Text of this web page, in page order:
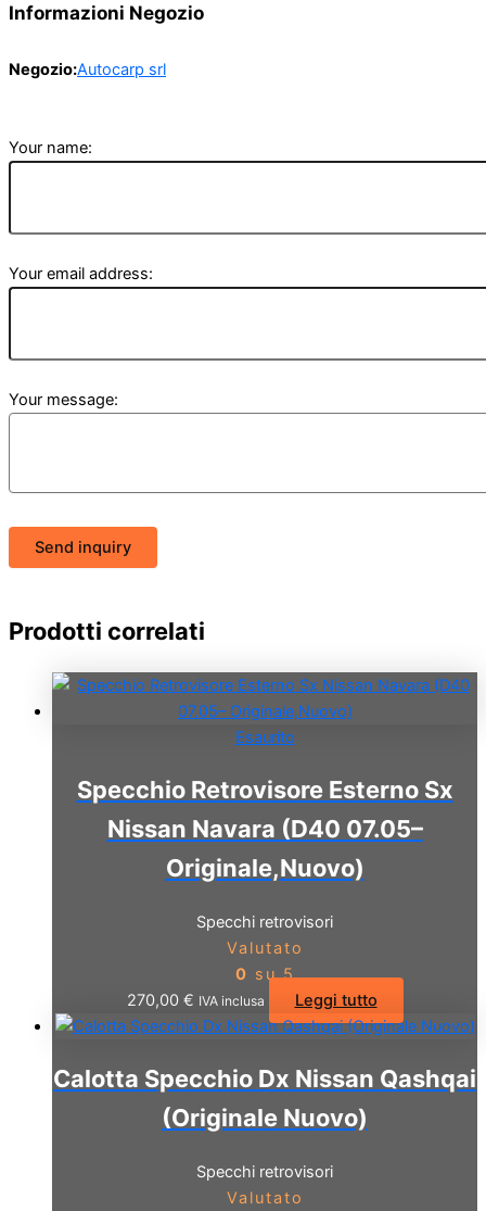
Informazioni Negozio
Negozio:Autocarp srl
Your name:
Your email address:
Your message:
Send inquiry
Prodotti correlati
Esaurito
Specchio Retrovisore Esterno Sx
Nissan Navara (D40 07.05–
Originale,Nuovo)
Specchi retrovisori
Valutato
0 su 5
270,00 € IVA inclusa Leggi tutto
Calotta Specchio Dx Nissan Qashqai
(Originale Nuovo)
Specchi retrovisori
Valutato